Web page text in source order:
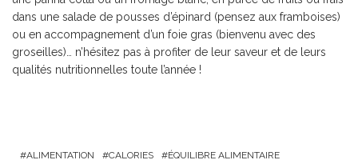
dans une salade de pousses d’épinard (pensez aux framboises)
ou en accompagnement d’un foie gras (bienvenu avec des
groseilles)… n’hésitez pas à profiter de leur saveur et de leurs
qualités nutritionnelles toute l’année !
ALIMENTATION CALORIES
ÉQUILIBRE ALIMENTAIRE